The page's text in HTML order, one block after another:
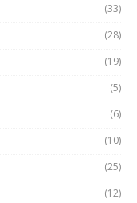
(33)
(28)
(19)
(5)
(6)
(10)
(25)
(12)